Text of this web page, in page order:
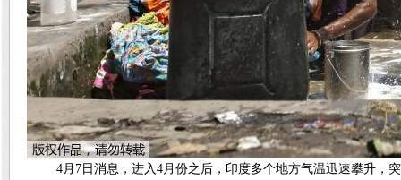
4月7日消息，进入4月份之后，印度多个地方气温迅速攀升，